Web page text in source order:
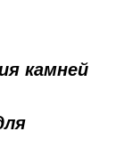
камней